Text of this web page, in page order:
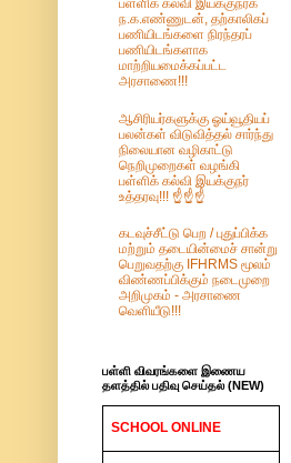
பள்ளிக் கல்வி இயக்குநரக
ந.க.எண்ணுடன், தற்காலிகப்
பணியிடங்களை நிரந்தரப்
பணியிடங்களாக
மாற்றியமைக்கப்பட்ட
அரசாணை!!!
ஆசிரியர்களுக்கு ஓய்வூதியப்
பலன்கள் விடுவித்தல் சார்ந்து
நிலையான வழிகாட்டு
நெறிமுறைகள் வழங்கி
பள்ளிக் கல்வி இயக்குநர்
உத்தரவு!!! ☝️☝️☝️
கடவுச்சீட்டு பெற / புதுப்பிக்க
மற்றும் தடையின்மைச் சான்று
பெறுவதற்கு IFHRMS மூலம்
விண்ணப்பிக்கும் நடைமுறை
அறிமுகம் - அரசாணை
வெளியீடு!!!
பள்ளி விவரங்களை இணைய
தளத்தில் பதிவு செய்தல் (NEW)
SCHOOL ONLINE